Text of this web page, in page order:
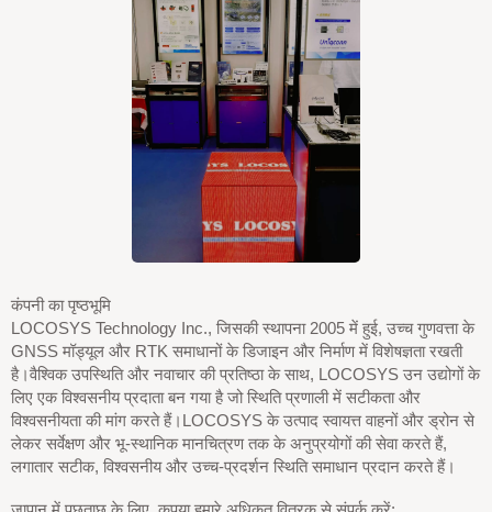
कंपनी का पृष्ठभूमि
LOCOSYS Technology Inc., जिसकी स्थापना 2005 में हुई, उच्च गुणवत्ता के
GNSS मॉड्यूल और RTK समाधानों के डिजाइन और निर्माण में विशेषज्ञता रखती
है।वैश्विक उपस्थिति और नवाचार की प्रतिष्ठा के साथ, LOCOSYS उन उद्योगों के
लिए एक विश्वसनीय प्रदाता बन गया है जो स्थिति प्रणाली में सटीकता और
विश्वसनीयता की मांग करते हैं।LOCOSYS के उत्पाद स्वायत्त वाहनों और ड्रोन से
लेकर सर्वेक्षण और भू-स्थानिक मानचित्रण तक के अनुप्रयोगों की सेवा करते हैं,
लगातार सटीक, विश्वसनीय और उच्च-प्रदर्शन स्थिति समाधान प्रदान करते हैं।